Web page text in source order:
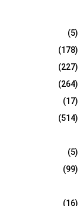
(5)
(178)
(227)
(264)
(17)
(514)
(5)
(99)
(16)